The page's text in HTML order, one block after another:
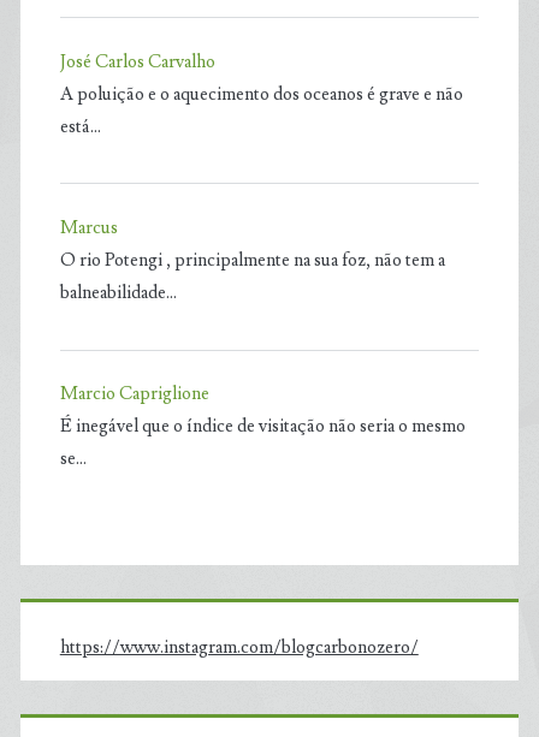
José Carlos Carvalho
A poluição e o aquecimento dos oceanos é grave e não
está…
Marcus
O rio Potengi , principalmente na sua foz, não tem a
balneabilidade…
Marcio Capriglione
É inegável que o índice de visitação não seria o mesmo
se…
https://www.instagram.com/blogcarbonozero/